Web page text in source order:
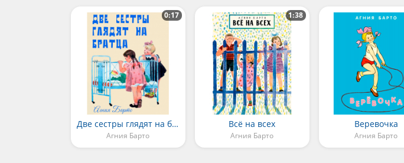
Две сестры глядят на братца
Агния Барто
0:17
Всё на всех
Агния Барто
1:38
Веревочка
Агния Барто